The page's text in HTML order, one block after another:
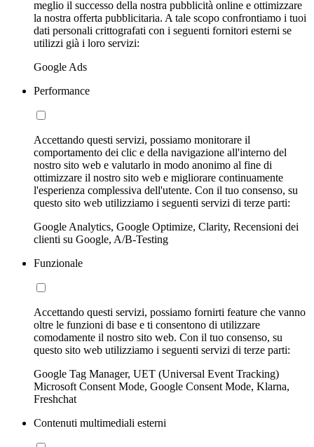
meglio il successo della nostra pubblicità online e ottimizzare
la nostra offerta pubblicitaria. A tale scopo confrontiamo i tuoi
dati personali crittografati con i seguenti fornitori esterni se
utilizzi già i loro servizi:
Google Ads
Performance
Accettando questi servizi, possiamo monitorare il
comportamento dei clic e della navigazione all'interno del
nostro sito web e valutarlo in modo anonimo al fine di
ottimizzare il nostro sito web e migliorare continuamente
l'esperienza complessiva dell'utente. Con il tuo consenso, su
questo sito web utilizziamo i seguenti servizi di terze parti:
Google Analytics, Google Optimize, Clarity, Recensioni dei
clienti su Google, A/B-Testing
Funzionale
Accettando questi servizi, possiamo fornirti feature che vanno
oltre le funzioni di base e ti consentono di utilizzare
comodamente il nostro sito web. Con il tuo consenso, su
questo sito web utilizziamo i seguenti servizi di terze parti:
Google Tag Manager, UET (Universal Event Tracking)
Microsoft Consent Mode, Google Consent Mode, Klarna,
Freshchat
Contenuti multimediali esterni